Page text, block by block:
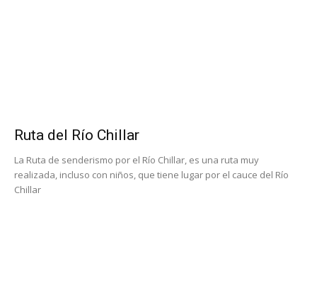
Ruta del Río Chillar
La Ruta de senderismo por el Río Chillar, es una ruta muy
realizada, incluso con niños, que tiene lugar por el cauce del Río
Chillar